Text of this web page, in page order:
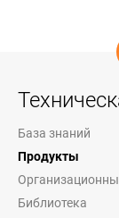
База знаний
Продукты
Библиотека